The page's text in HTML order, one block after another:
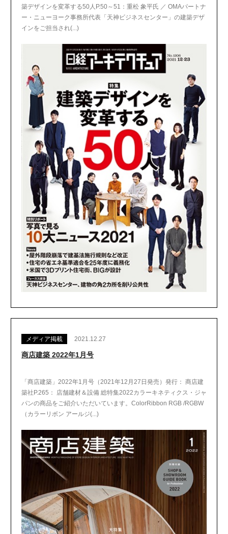
築デザインを変革する50人P.50～51：重松 象平氏 ／ OMAパートナ
ー・ニューヨーク事務所代表「天神ビジネスセンター」の建築デザ
インをご担当され(...)
メディア掲載 2021.12.27
商店建築 2022年1月号
「商店建築」2022年1月号（2021年12月27日発売）発行： 商店建
築社P.265： 店舗建材＆設備 総特集2022カラーキネティクス・ジャ
パンの商品をご紹介いただいています。ColorRibbon RGB /RGBW
（カラーリボン アールジ(...)